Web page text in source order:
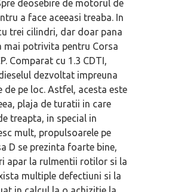
deosebire de motorul de
a face aceeasi treaba. In
trei cilindri, dar doar pana
mai potrivita pentru Corsa
Comparat cu 1.3 CDTI,
dezvoltat impreuna
pe loc. Astfel, acesta este
plaja de turatii in care
treapta, in special in
mult, propulsoarele pe
D se prezinta foarte bine,
apar la rulmentii rotilor si la
multiple defectiuni si la